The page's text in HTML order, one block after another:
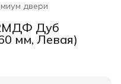
двери
Дуб
мм, Левая)